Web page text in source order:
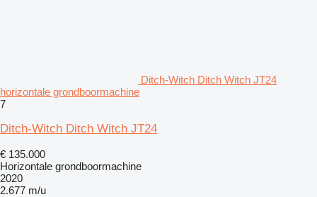
Ditch-Witch Ditch Witch JT24
horizontale grondboormachine
7
Ditch-Witch Ditch Witch JT24
€ 135.000
Horizontale grondboormachine
2020
2.677 m/u